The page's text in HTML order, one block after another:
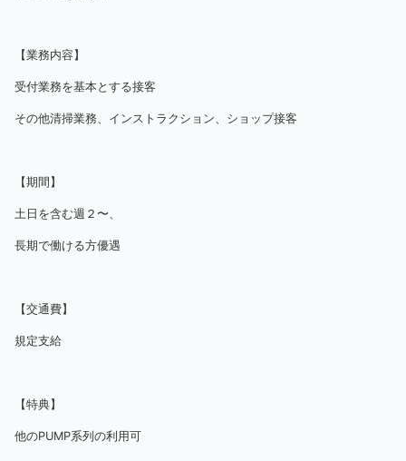
【業務内容】
受付業務を基本とする接客
その他清掃業務、インストラクション、ショップ接客
【期間】
土日を含む週２〜、
長期で働ける方優遇
【交通費】
規定支給
【特典】
他のPUMP系列の利用可